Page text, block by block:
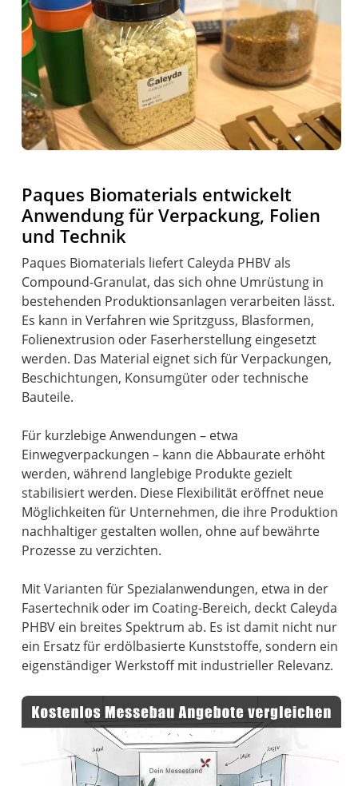
Paques Biomaterials entwickelt
Anwendung für Verpackung, Folien
und Technik
Paques Biomaterials liefert Caleyda PHBV als
Compound-Granulat, das sich ohne Umrüstung in
bestehenden Produktionsanlagen verarbeiten lässt.
Es kann in Verfahren wie Spritzguss, Blasformen,
Folienextrusion oder Faserherstellung eingesetzt
werden. Das Material eignet sich für Verpackungen,
Beschichtungen, Konsumgüter oder technische
Bauteile.
Für kurzlebige Anwendungen – etwa
Einwegverpackungen – kann die Abbaurate erhöht
werden, während langlebige Produkte gezielt
stabilisiert werden. Diese Flexibilität eröffnet neue
Möglichkeiten für Unternehmen, die ihre Produktion
nachhaltiger gestalten wollen, ohne auf bewährte
Prozesse zu verzichten.
Mit Varianten für Spezialanwendungen, etwa in der
Fasertechnik oder im Coating-Bereich, deckt Caleyda
PHBV ein breites Spektrum ab. Es ist damit nicht nur
ein Ersatz für erdölbasierte Kunststoffe, sondern ein
eigenständiger Werkstoff mit industrieller Relevanz.